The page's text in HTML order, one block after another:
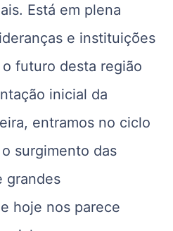
Está em plena
e instituições
futuro desta região
inicial da
entramos no ciclo
surgimento das
grandes
hoje nos parece